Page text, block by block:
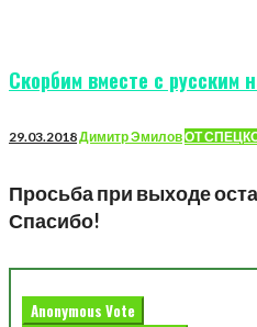
СПЕЦКОРА
Скорбим вместе с русским
29.03.2018Димитр ЭмиловОТ
Просьба при выходе
Спасибо!
Anonymous Vote